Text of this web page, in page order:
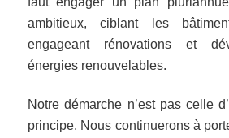
ambitieux, ciblant les
engageant rénovations et
énergies renouvelables.
Notre démarche n’est pas celle
principe. Nous continuerons à